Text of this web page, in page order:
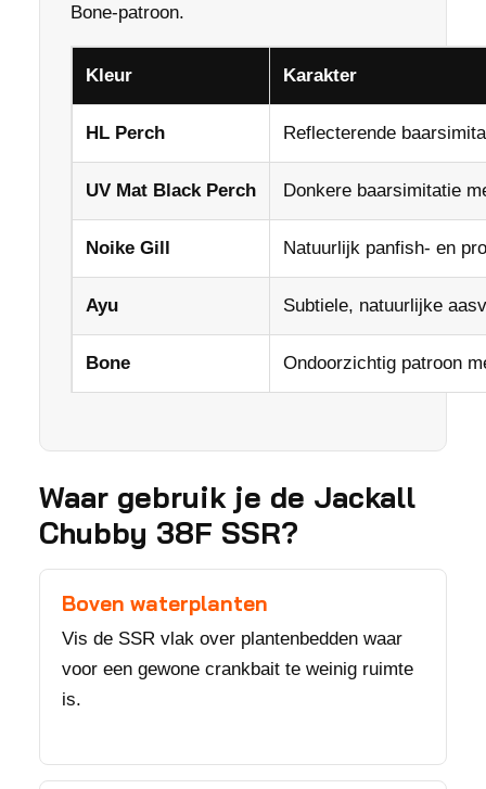
Bone-patroon.
Kleur Karakter
HL Perch Reflecterende
UV Mat Black Perch Donkere baarsimitatie
Noike Gill Natuurlijk panfish- en
Ayu Subtiele, natuurlijke
Bone Ondoorzichtig patroon
Waar gebruik je de Jackall
Chubby 38F SSR?
Boven waterplanten
Vis de SSR vlak over plantenbedden waar
voor een gewone crankbait te weinig ruimte
is.